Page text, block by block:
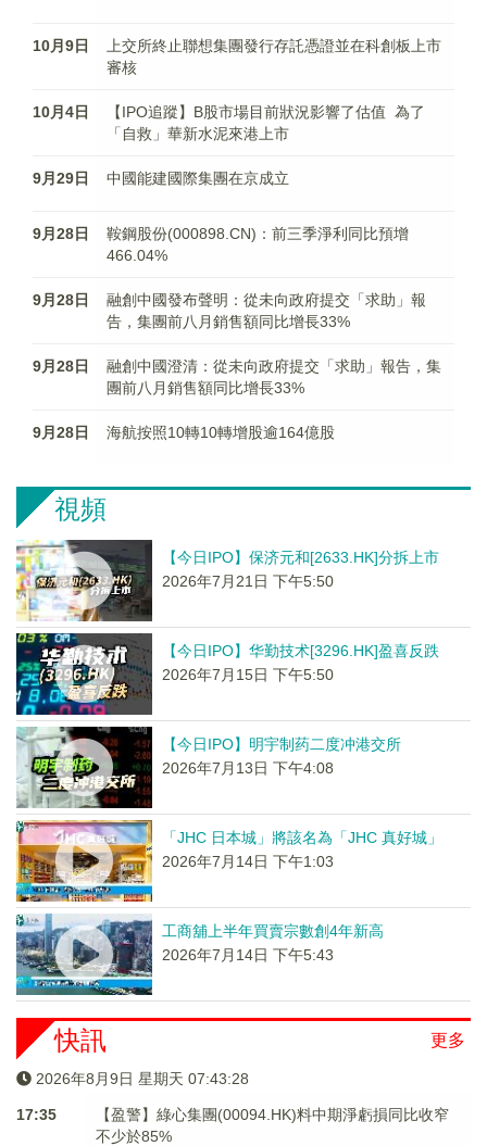
10月9日
上交所終止聯想集團發行存託憑證並在科創板上市
審核
10月4日
【IPO追蹤】B股市場目前狀況影響了估值 為了
「自救」華新水泥來港上市
9月29日 中國能建國際集團在京成立
9月28日
鞍鋼股份(000898.CN)：前三季淨利同比預增
466.04%
9月28日
融創中國發布聲明：從未向政府提交「求助」報
告，集團前八月銷售額同比增長33%
9月28日
融創中國澄清：從未向政府提交「求助」報告，集
團前八月銷售額同比增長33%
9月28日 海航按照10轉10轉增股逾164億股
視頻
【今日IPO】保济元和[2633.HK]分拆上市
2026年7月21日 下午5:50
【今日IPO】华勤技术[3296.HK]盈喜反跌
2026年7月15日 下午5:50
【今日IPO】明宇制药二度冲港交所
2026年7月13日 下午4:08
「JHC 日本城」將該名為「JHC 真好城」
2026年7月14日 下午1:03
工商舖上半年買賣宗數創4年新高
2026年7月14日 下午5:43
更多
快訊
2026年8月9日 星期天 07:43:29
17:35
【盈警】綠心集團(00094.HK)料中期淨虧損同比收窄
不少於85%